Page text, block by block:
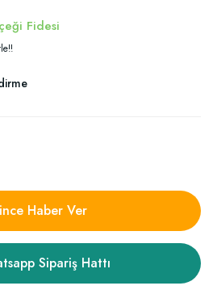
Fidesi
Haber Ver
Sipariş Hattı